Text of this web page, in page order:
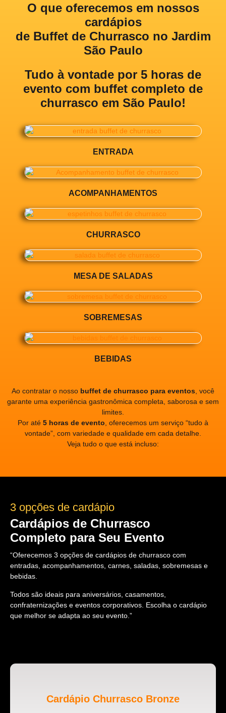
O que oferecemos em nossos
cardápios
de Buffet de Churrasco no Jardim
São Paulo
Tudo à vontade por 5 horas de
evento com buffet completo de
churrasco em São Paulo!
ENTRADA
ACOMPANHAMENTOS
CHURRASCO
MESA DE SALADAS
SOBREMESAS
BEBIDAS
Ao contratar o nosso buffet de churrasco para eventos , você
garante uma experiência gastronômica completa, saborosa e sem
limites.
Por até 5 horas de evento , oferecemos um serviço “tudo à
vontade”, com variedade e qualidade em cada detalhe.
Veja tudo o que está incluso:
3 opções de cardápio
Cardápios de Churrasco
Completo para Seu Evento
“Oferecemos 3 opções de cardápios de churrasco com
entradas, acompanhamentos, carnes, saladas, sobremesas e
bebidas.
Todos são ideais para aniversários, casamentos,
confraternizações e eventos corporativos. Escolha o cardápio
que melhor se adapta ao seu evento.”
Cardápio Churrasco Bronze